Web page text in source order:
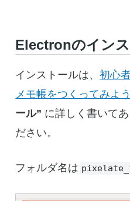
Electronのイン
インストールは、初心
メモ帳をつくってみよ
ール” に詳しく書いて
ださい。
フォルダ名は